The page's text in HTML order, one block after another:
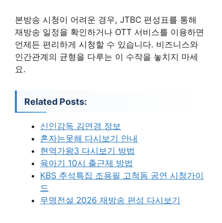
본방송 시청이 어려운 경우, JTBC 편성표를 통해
재방송 일정을 확인하거나 OTT 서비스를 이용하면
언제든 편리하게 시청할 수 있습니다. 비즈니스와
인간관계의 균형을 다루는 이 수작을 놓치지 마세
요.
Related Posts:
신인감독 김연경 정보
혼자는못해 다시보기 안내
현역가왕3 다시보기 방법
육아기 10시 출근제 방법
KBS 추석특집 조용필 고척돔 공연 시청가이
드
무명전설 2026 재방송 편성 다시보기